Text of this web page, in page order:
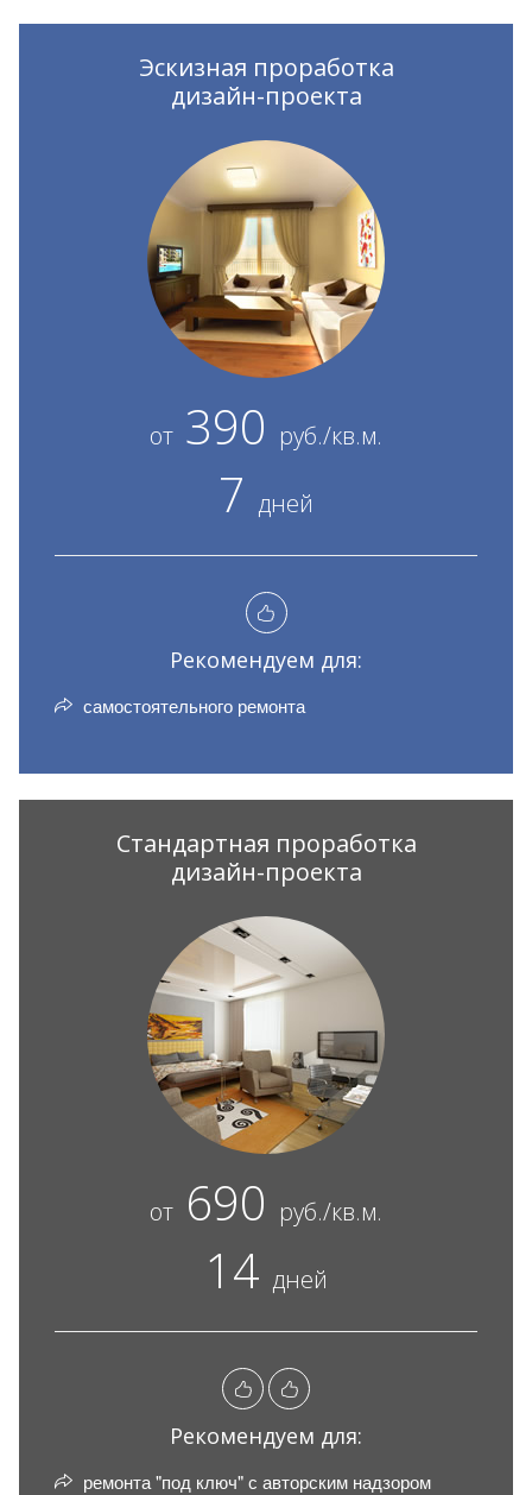
Эскизная проработка
дизайн-проекта
от 390 руб./кв.м.
7 дней
Рекомендуем для:
самостоятельного ремонта
Стандартная проработка
дизайн-проекта
от 690 руб./кв.м.
14 дней
Рекомендуем для:
ремонта "под ключ" с авторским надзором